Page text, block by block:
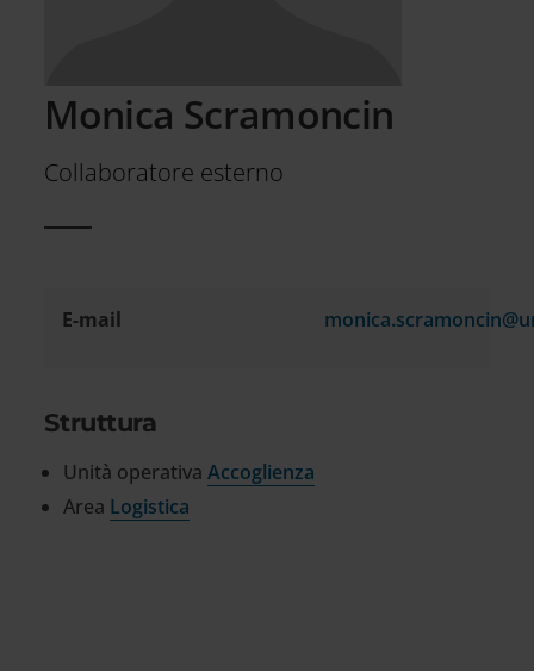
Monica Scramoncin
Collaboratore esterno
Informazioni
contatto
E-mail
Struttura
Unità operativaAccoglienza
Area Logistica